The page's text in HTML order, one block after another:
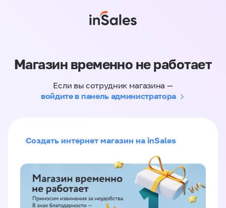
Магазин временно не работает
Если вы сотрудник магазина —
войдите в панель администратора
Создать интернет магазин на inSales